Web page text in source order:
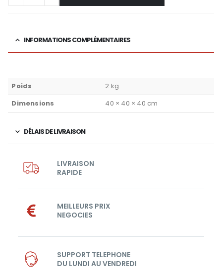
INFORMATIONS COMPLÉMENTAIRES
Poids
2 kg
Dimensions
40 × 40 × 40 cm
DÉLAIS DE LIVRAISON
LIVRAISON
RAPIDE
MEILLEURS PRIX
NEGOCIES
SUPPORT TELEPHONE
DU LUNDI AU VENDREDI